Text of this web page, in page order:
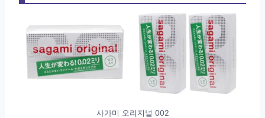
사가미 오리지널 002